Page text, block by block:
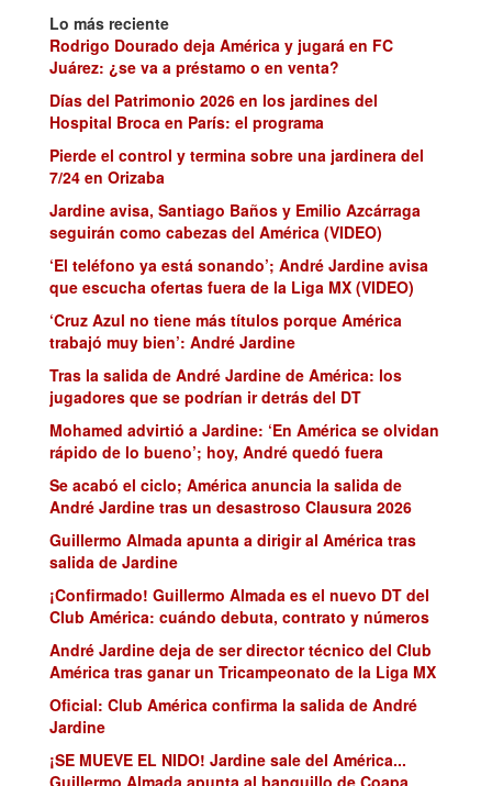
Lo más reciente
Rodrigo Dourado deja América y jugará en FC
Juárez: ¿se va a préstamo o en venta?
Días del Patrimonio 2026 en los jardines del
Hospital Broca en París: el programa
Pierde el control y termina sobre una jardinera del
7/24 en Orizaba
Jardine avisa, Santiago Baños y Emilio Azcárraga
seguirán como cabezas del América (VIDEO)
‘El teléfono ya está sonando’; André Jardine avisa
que escucha ofertas fuera de la Liga MX (VIDEO)
‘Cruz Azul no tiene más títulos porque América
trabajó muy bien’: André Jardine
Tras la salida de André Jardine de América: los
jugadores que se podrían ir detrás del DT
Mohamed advirtió a Jardine: ‘En América se olvidan
rápido de lo bueno’; hoy, André quedó fuera
Se acabó el ciclo; América anuncia la salida de
André Jardine tras un desastroso Clausura 2026
Guillermo Almada apunta a dirigir al América tras
salida de Jardine
¡Confirmado! Guillermo Almada es el nuevo DT del
Club América: cuándo debuta, contrato y números
André Jardine deja de ser director técnico del Club
América tras ganar un Tricampeonato de la Liga MX
Oficial: Club América confirma la salida de André
Jardine
¡SE MUEVE EL NIDO! Jardine sale del América...